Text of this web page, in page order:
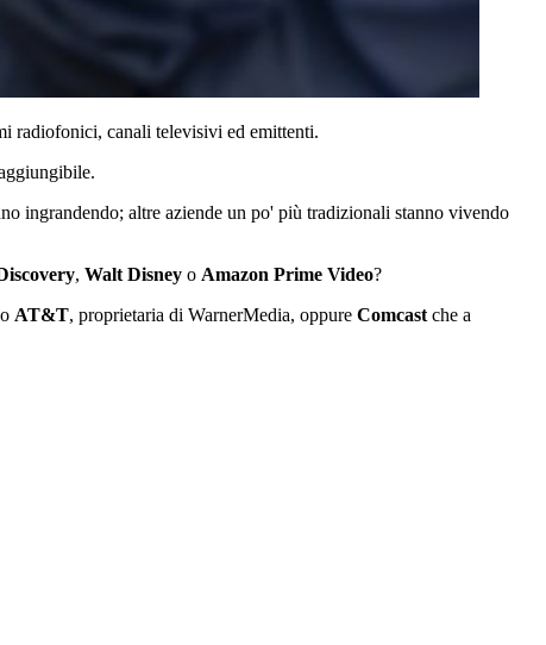
radiofonici, canali televisivi ed emittenti.
ingrandendo; altre aziende un po' più tradizionali stanno vivendo
, Walt Disney o Amazon Prime Video?
AT&T, proprietaria di WarnerMedia, oppure Comcast che a